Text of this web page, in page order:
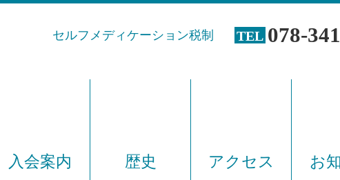
TEL 078-
入会案内 歴史 アクセス お
セルフメディケーション税制